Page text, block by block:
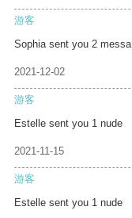
游客
Sophia sent you 2 messa
2021-12-02
游客
Estelle sent you 1 nude
2021-11-15
游客
Estelle sent you 1 nude